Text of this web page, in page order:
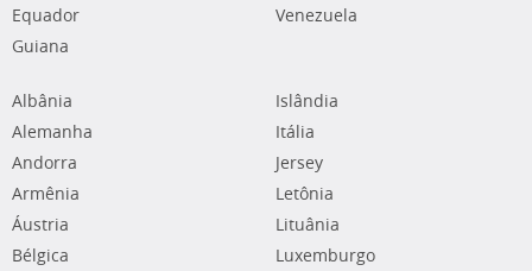
Equador
Guiana
Venezuela
Albânia
Alemanha
Andorra
Armênia
Áustria
Bélgica
Islândia
Itália
Jersey
Letônia
Lituânia
Luxemburgo